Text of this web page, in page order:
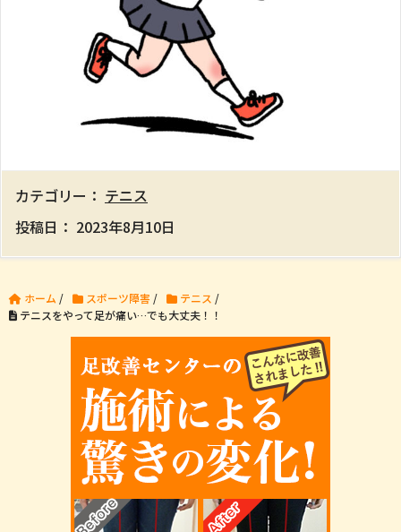
カテゴリー： テニス
投稿日： 2023年8月10日
ホーム / スポーツ障害 / テニス /
テニスをやって足が痛い…でも大丈夫！！